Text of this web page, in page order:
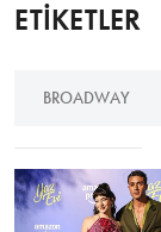
ETİKETLER
BROADWAY